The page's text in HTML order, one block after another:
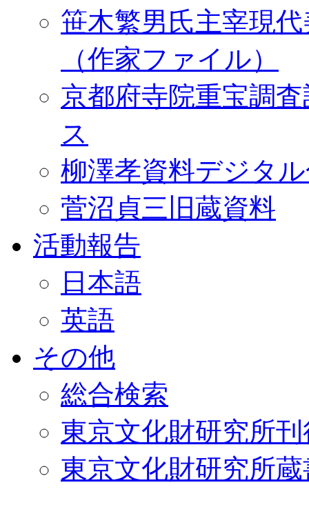
笹木繁男氏主宰現
（作家ファイル）
京都府寺院重宝調
ス
柳澤孝資料デジタ
菅沼貞三旧蔵資料
活動報告
日本語
英語
その他
総合検索
東京文化財研究所
東京文化財研究所